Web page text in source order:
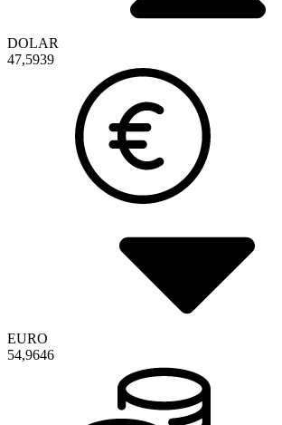
DOLAR
47,5939
EURO
54,9646